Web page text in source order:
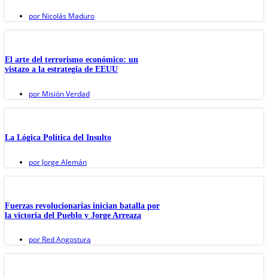
por Nicolás Maduro
El arte del terrorismo económico: un
vistazo a la estrategia de EEUU
por Misión Verdad
La Lógica Política del Insulto
por Jorge Alemán
Fuerzas revolucionarias inician batalla por
la victoria del Pueblo y Jorge Arreaza
por Red Angostura